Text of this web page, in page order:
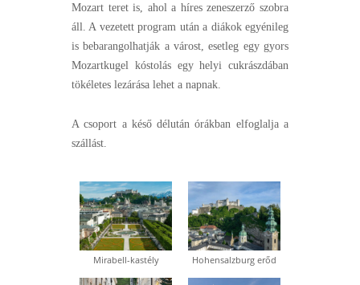
Mozart teret is, ahol a híres zeneszerző szobra
áll. A vezetett program után a diákok egyénileg
is bebarangolhatják a várost, esetleg egy gyors
Mozartkugel kóstolás egy helyi cukrászdában
tökéletes lezárása lehet a napnak.
A csoport a késő délután órákban elfoglalja a
szállást.
Mirabell-kastély Hohensalzburg erőd